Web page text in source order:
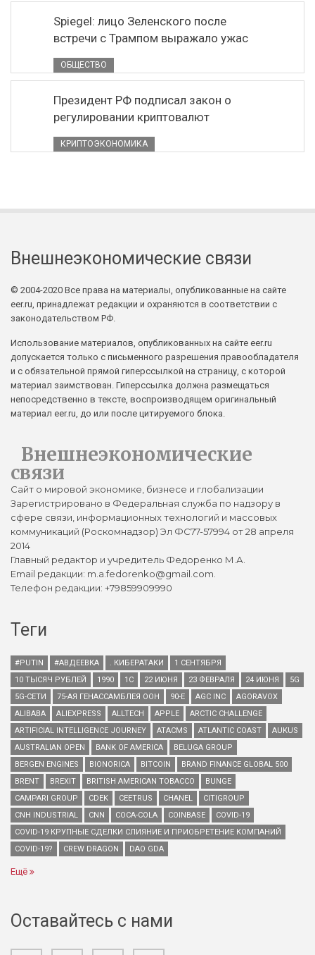
Spiegel: лицо Зеленского после
встречи с Трампом выражало ужас
ОБЩЕСТВО
Президент РФ подписал закон о
регулировании криптовалют
КРИПТОЭКОНОМИКА
Внешнеэкономические связи
© 2004-2020 Все права на материалы, опубликованные на сайте
eer.ru, принадлежат редакции и охраняются в соответствии с
законодательством РФ.
Использование материалов, опубликованных на сайте eer.ru
допускается только с письменного разрешения правообладателя
и с обязательной прямой гиперссылкой на страницу, с которой
материал заимствован. Гиперссылка должна размещаться
непосредственно в тексте, воспроизводящем оригинальный
материал eer.ru, до или после цитируемого блока.
Внешнеэкономические
связи
Сайт о мировой экономике, бизнесе и глобализации
Зарегистрировано в Федеральная служба по надзору в
сфере связи, информационных технологий и массовых
коммуникаций (Роскомнадзор) Эл ФС77-57994 от 28 апреля
2014
Главный редактор и учредитель Федоренко М.А.
Email редакции: m.a.fedorenko@gmail.com.
Телефон редакции: +79859909990
Теги
#PUTIN #АВДЕЕВКА . КИБЕРАТАКИ
1 СЕНТЯБРЯ
10 ТЫСЯЧ РУБЛЕЙ
1990 1С 22 ИЮНЯ 23 ФЕВРАЛЯ 24 ИЮНЯ
5G
5G-СЕТИ
75-АЯ ГЕНАССАМБЛЕЯ ООН 90-Е AGC INC
AGORAVOX
ALIBABA
ALIEXPRESS ALLTECH APPLE
ARCTIC CHALLENGE
ARTIFICIAL INTELLIGENCE JOURNEY
ATACMS ATLANTIC COAST
AUKUS
AUSTRALIAN OPEN
BANK OF AMERICA
BELUGA GROUP
BERGEN ENGINES
BIONORICA BITCOIN
BRAND FINANCE GLOBAL 500
BRENT
BREXIT BRITISH AMERICAN TOBACCO
BUNGE
CAMPARI GROUP
CDEK CEETRUS CHANEL
CITIGROUP
CNH INDUSTRIAL
CNN COCA-COLA COINBASE
COVID-19
COVID-19 КРУПНЫЕ СДЕЛКИ СЛИЯНИЕ И ПРИОБРЕТЕНИЕ КОМПАНИЙ
COVID-19?
CREW DRAGON DAO GDA
Ещё
Оставайтесь с нами